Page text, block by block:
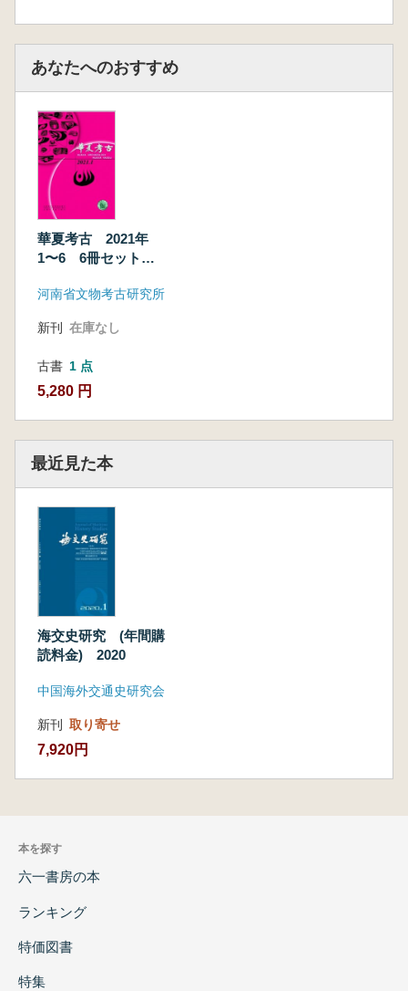
あなたへのおすすめ
華夏考古 2021年
1〜6 6冊セット
河南省文物考古研究所
新刊 在庫なし
古書 1 点
5,280 円
最近見た本
海交史研究 (年間購
読料金) 2020
中国海外交通史研究会
新刊 取り寄せ
7,920円
本を探す
六一書房の本
ランキング
特価図書
特集